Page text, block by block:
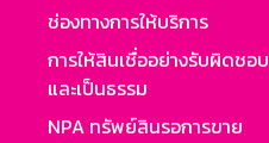
ช่องทางการให้บริการ
การให้สินเชื่ออย่างรับผิดชอบ
และเป็นธรรม
NPA ทรัพย์สินรอการขาย